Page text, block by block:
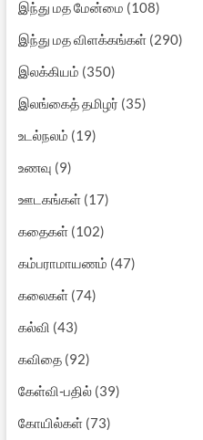
இந்து மத மேன்மை (108)
இந்து மத விளக்கங்கள்(290)
இலக்கியம் (350)
இலங்கைத் தமிழர் (35)
உடல்நலம் (19)
உணவு (9)
ஊடகங்கள்(17)
கதைகள்(102)
கம்பராமாயணம் (47)
கலைகள்(74)
கல்வி (43)
கவிதை(92)
கேள்வி-பதில்(39)
கோயில்கள்(73)